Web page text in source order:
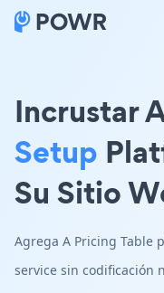
Incrustar
Setup
Su Sitio
Agrega A Pricing Table
service sin codificación